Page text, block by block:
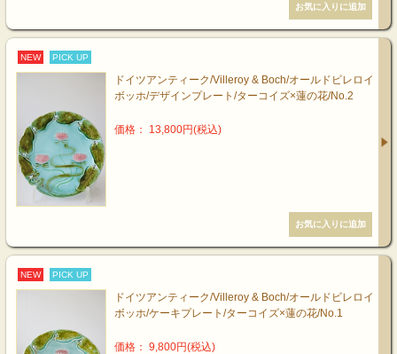
NEW PICK UP
ドイツアンティーク/Villeroy & Boch/オールドビレロイ
ボッホ/デザインプレート/ターコイズ×蓮の花/No.2
価格： 13,800円(税込)
NEW PICK UP
ドイツアンティーク/Villeroy & Boch/オールドビレロイ
ボッホ/ケーキプレート/ターコイズ×蓮の花/No.1
価格： 9,800円(税込)